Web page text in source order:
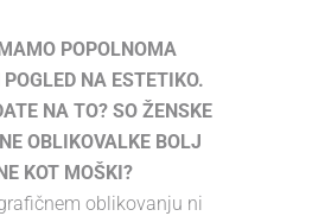
POPOLNOMA
POGLED NA ESTETIKO.
NA TO? SO ŽENSKE
OBLIKOVALKE BOLJ
KOT MOŠKI?
oblikovanju ni